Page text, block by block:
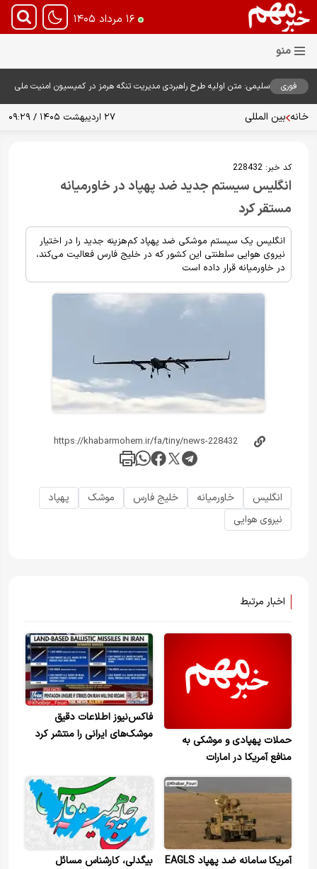
۱۶ مرداد ۱۴۰۵
فوری
سلیمی: متن اولیه طرح راهبردی مدیریت تنگه هرمز در کمیسیون امنیت ملی
خانه بین المللی ۲۷ اردیبهشت ۱۴۰۵ / ۰۹:۲۹
کد خبر: 228432
انگلیس سیستم جدید ضد پهپاد در خاورمیانه
مستقر کرد
انگلیس یک سیستم موشکی ضد پهپاد کم‌هزینه جدید را در اختیار
نیروی هوایی سلطنتی این کشور که در خلیج فارس فعالیت می‌کند،
در خاورمیانه قرار داده است
انگلیس خاورمیانه خلیج فارس موشک
پهپاد
نیروی هوایی
اخبار مرتبط
حملات پهپادی و موشکی به
منافع آمریکا در امارات
فاکس‌نیوز اطلاعات دقیق
موشک‌های ایرانی را منتشر کرد
آمریکا سامانه ضد پهپاد EAGLS
بیگدلی، کارشناس مسائل